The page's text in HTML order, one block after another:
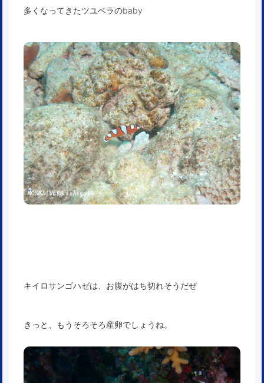
多くなってきたツユベラのbaby
キイロサンゴハゼは、お腹がはち切れそうだぜ
きっと、もうそろそろ産卵でしょうね。